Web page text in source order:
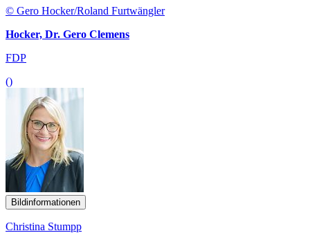
© Gero Hocker/Roland Furtwängler
Hocker, Dr. Gero Clemens
FDP
()
Bildinformationen
Christina Stumpp